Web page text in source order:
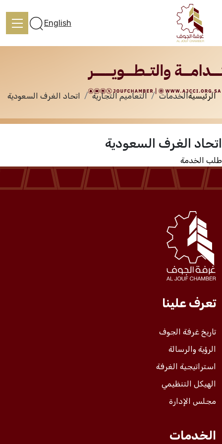
تعرف علينا
الخدمات
المركز الإعلامي
فعاليات الغرفة
فعاليات الجوف
مشاريع الغرفة
English
الخدمات
الرئيسيةالخدمات التعاميم التجارية اتحاد الغرف السعودية
اتحاد الغرف السعودية
طلب الخدمة
تعرف علينا
تاريخ غرفة الجوف
الرؤية والرسالة
استراتيجية الغرفة
الهيكل التنظيمي
مجلس الإدارة
الخدمات